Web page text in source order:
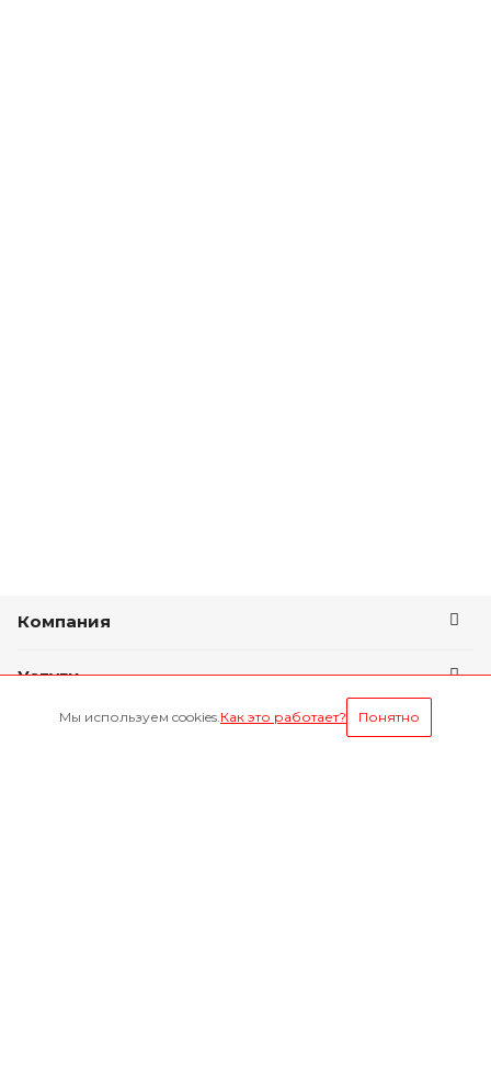
Компания
Услуги
Условия оплаты
Мы используем cookies.Как это работает? Понятно